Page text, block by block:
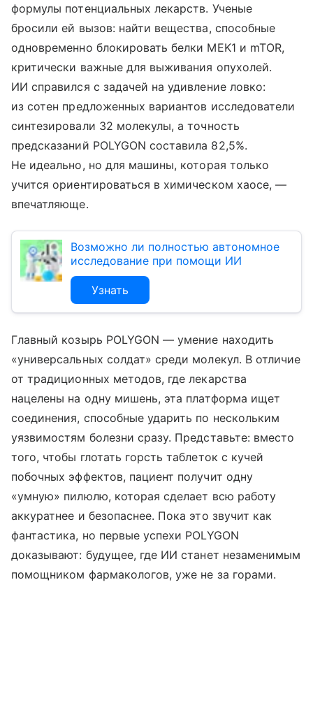
формулы потенциальных лекарств. Ученые
бросили ей вызов: найти вещества, способные
одновременно блокировать белки MEK1 и mTOR,
критически важные для выживания опухолей.
ИИ справился с задачей на удивление ловко:
из сотен предложенных вариантов исследователи
синтезировали 32 молекулы, а точность
предсказаний POLYGON составила 82,5%.
Не идеально, но для машины, которая только
учится ориентироваться в химическом хаосе, —
впечатляюще.
Возможно ли полностью автономное
исследование при помощи ИИ
Узнать
Главный козырь POLYGON — умение находить
«универсальных солдат» среди молекул. В отличие
от традиционных методов, где лекарства
нацелены на одну мишень, эта платформа ищет
соединения, способные ударить по нескольким
уязвимостям болезни сразу. Представьте: вместо
того, чтобы глотать горсть таблеток с кучей
побочных эффектов, пациент получит одну
«умную» пилюлю, которая сделает всю работу
аккуратнее и безопаснее. Пока это звучит как
фантастика, но первые успехи POLYGON
доказывают: будущее, где ИИ станет незаменимым
помощником фармакологов, уже не за горами.